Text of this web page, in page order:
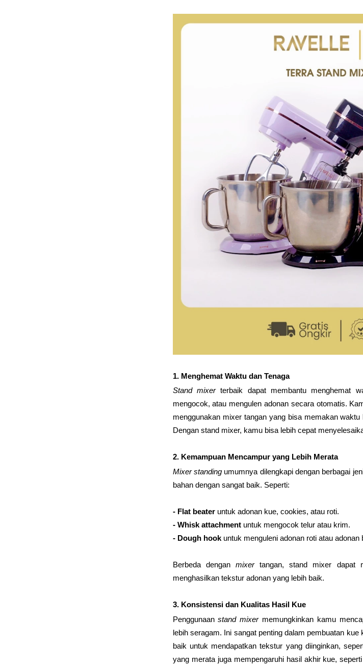
1. Menghemat Waktu dan Tenaga
Stand mixer terbaik dapat membantu menghemat
mengocok, atau mengulen adonan secara otomatis.
menggunakan mixer tangan yang bisa memakan
Dengan stand mixer, kamu bisa lebih cepat
2. Kemampuan Mencampur yang Lebih Merata
Mixer standing umumnya dilengkapi dengan berbagai
bahan dengan sangat baik. Seperti:
- Flat beater untuk adonan kue, cookies, atau roti.
- Whisk attachment untuk mengocok telur atau krim.
- Dough hook untuk menguleni adonan roti atau adonan
Berbeda dengan mixer tangan, stand mixer dapat
menghasilkan tekstur adonan yang lebih baik.
3. Konsistensi dan Kualitas Hasil Kue
Penggunaan stand mixer memungkinkan kamu
lebih seragam. Ini sangat penting dalam pembuatan
baik untuk mendapatkan tekstur yang diinginkan,
yang merata juga mempengaruhi hasil akhir kue,